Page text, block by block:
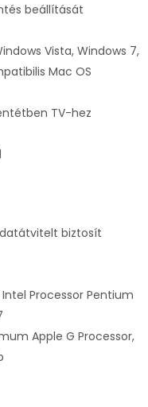
beállítását
Vista, Windows 7,
Mac OS
TV-hez
biztosít
Processor Pentium
Apple G Processor,